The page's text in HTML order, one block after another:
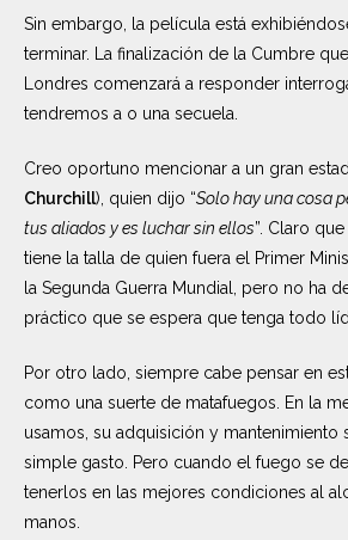
Sin embargo, la película está
terminar. La finalización de la Cumbre
Londres comenzará a responder
tendremos a o una secuela.
Creo oportuno mencionar a un gran
Churchill), quien dijo “Solo hay una cosa
tus aliados y es luchar sin ellos”. Claro que
tiene la talla de quien fuera el Primer
la Segunda Guerra Mundial, pero no ha
práctico que se espera que tenga todo
Por otro lado, siempre cabe pensar en
como una suerte de matafuegos. En la
usamos, su adquisición y mantenimiento
simple gasto. Pero cuando el fuego se
tenerlos en las mejores condiciones al
manos.